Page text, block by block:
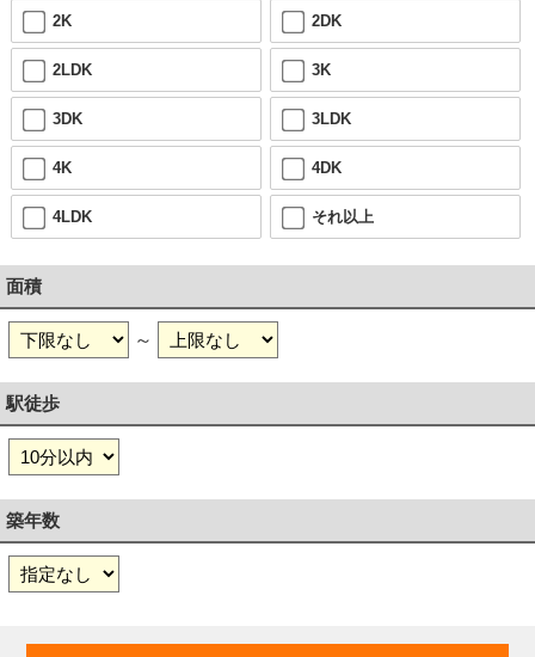
2K 2DK
2LDK 3K
3DK 3LDK
4K 4DK
4LDK それ以上
面積
～
駅徒歩
築年数